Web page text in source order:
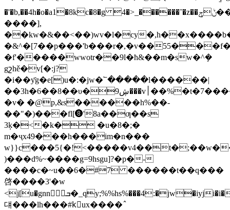
�'�b,��4h�o�a1�8kc�8�g 4�>_������˘�z��ݨݯ��.p?)rjy�al�!m�������}
����],
��kw�&��<��)wv�l�cy
�&^�[7��p�
�f'�����wwotr��9l�ħ&��m�sw�^ܻ�
gշhě�v[�:j?
�i��y҃g�e[)u�:�jw�՟�����l������|
��3h�6��8��υ�ڜ9���v׀��%�t�7�����f0]4b�i-
�v� �@p,&s������h%��-
��"�)���fl[❽'8a��ƣ��s
3ķ�<�k� �u�8�;�
m�ҷx49���h���im�n���
)���d%~����g=9hsgu]?�p�-
����c�~u��6�#7 ������t��q���
啓����3'�w
<j[u�gnnܒ�_qy;%%hs%���4:�jw�iyji�i��sh7���n~�sftt��tui���jдe#��t
댸���lh���#kٍux����߮